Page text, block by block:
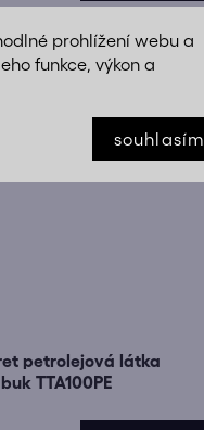
prohlížení webu a
funkce, výkon a
souhlasím
petrolejová látka
TTA100PE